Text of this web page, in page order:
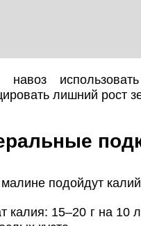
навоз
лишний рост
подойдут
калия: 15–20 г на 10